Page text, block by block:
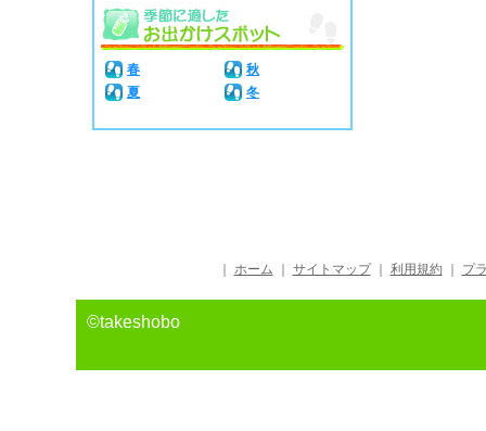
春
夏
秋
冬
ホーム サイトマップ 利用規約 プ
©takeshobo